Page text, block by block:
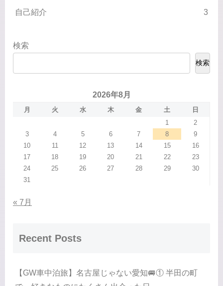
自己紹介 3
検索
検索
2026年8月
月 火 水 木 金 土
日
1
2
3
4 5 6 7 8
9
10
11 12 13 14 15
16
17
18 19 20 21 22
23
24
25 26 27 28 29
30
31
« 7月
Recent Posts
【GW車中泊旅】名古屋じゃない愛知🚐① 半田の町